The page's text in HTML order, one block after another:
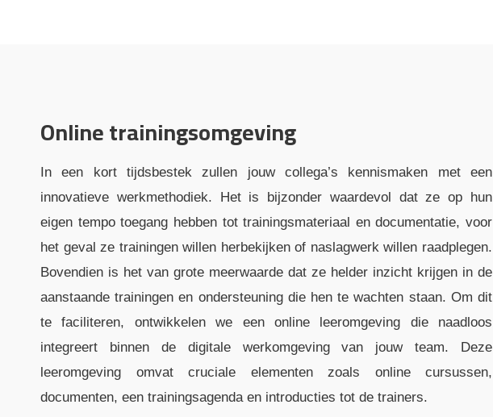
Online trainingsomgeving
In een kort tijdsbestek zullen jouw collega’s kennismaken met een
innovatieve werkmethodiek. Het is bijzonder waardevol dat ze op hun
eigen tempo toegang hebben tot trainingsmateriaal en documentatie, voor
het geval ze trainingen willen herbekijken of naslagwerk willen raadplegen.
Bovendien is het van grote meerwaarde dat ze helder inzicht krijgen in de
aanstaande trainingen en ondersteuning die hen te wachten staan. Om dit
te faciliteren, ontwikkelen we een online leeromgeving die naadloos
integreert binnen de digitale werkomgeving van jouw team. Deze
leeromgeving omvat cruciale elementen zoals online cursussen,
documenten, een trainingsagenda en introducties tot de trainers.